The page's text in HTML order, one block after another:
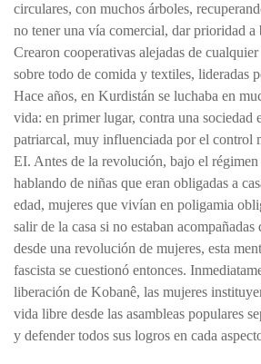
circulares, con muchos árboles,
no tener una vía comercial, dar prioridad a
Crearon cooperativas alejadas de
sobre todo de comida y textiles, lideradas
Hace años, en Kurdistán se luchaba en
vida: en primer lugar, contra una sociedad
patriarcal, muy influenciada por el control
EI. Antes de la revolución, bajo el
hablando de niñas que eran obligadas a
edad, mujeres que vivían en poligamia
salir de la casa si no estaban
desde una revolución de mujeres, esta
fascista se cuestionó entonces.
liberación de Kobanê, las mujeres
vida libre desde las asambleas populares
y defender todos sus logros en cada